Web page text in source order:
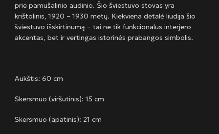
prie pamušalinio audinio. Šio šviestuvo stovas yra
krištolinis, 1920 – 1930 metų. Kiekviena detalė liudija šio
šviestuvo išskirtinumą – tai ne tik funkcionalus interjero
akcentas, bet ir vertingas istorinės prabangos simbolis.
Aukštis: 60 cm
Skersmuo (viršutinis): 15 cm
Skersmuo (apatinis): 21 cm